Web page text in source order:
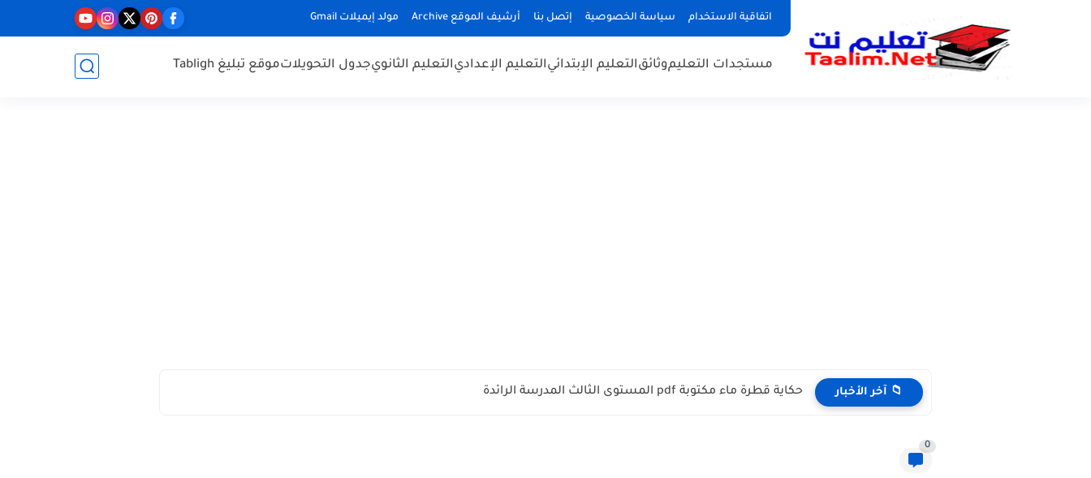
اتفاقية الاستخدام سياسة الخصوصية إتصل بنا أرشيف الموقع Archive مولد إيميلات Gmail
مستجدات التعليموثائقالتعليم الإبتدائيالتعليم الإعداديالتعليم الثانويجدول التحويلاتموقع تبليغ Tabligh
📁 آخر الأخبار حكاية قطرة ماء مكتوبة pdf المستوى الثالث المدرسة الرائدة
0